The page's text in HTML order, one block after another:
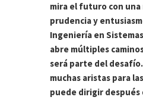
mira el futuro con una
prudencia y
Ingeniería en
abre múltiples
será parte del
muchas aristas para
puede dirigir